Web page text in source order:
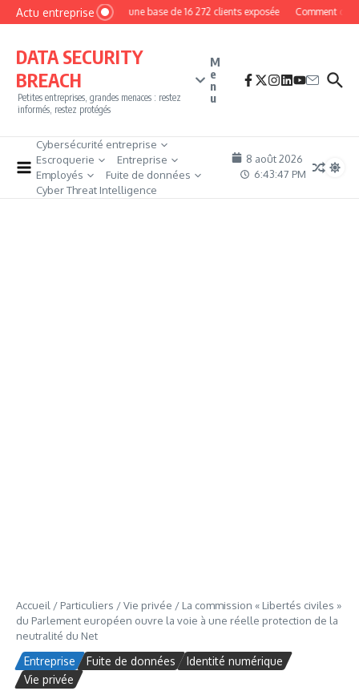
Aller au contenu
Actu entrepriseMyPhoto : une base de 16 272 clients exposée Comment
DATA SECURITY
BREACH
Petites entreprises, grandes menaces : restez
informés, restez protégés
M
e
n
u
Cybersécurité entreprise
Escroquerie
Entreprise
Employés
Fuite de données
Cyber Threat Intelligence
8 août 2026
6:43:49 PM
Accueil / Particuliers /Vie privée / La commission « Libertés civiles »
du Parlement européen ouvre la voie à une réelle protection de la
neutralité du Net
Entreprise Fuite de données
Identité numérique
Vie privée